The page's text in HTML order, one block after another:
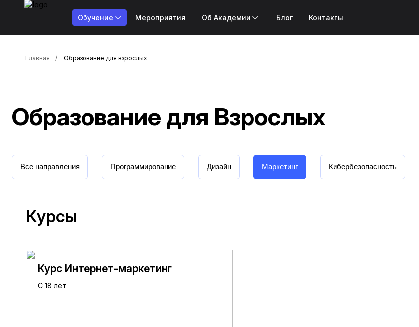
Обучение Мероприятия Об Академии Блог Контакты
Образование для Взрослых
Все направления Программирование Дизайн Маркетинг Кибербезопасность
Курсы
Курс Интернет-маркетинг
С 18 лет
Главная Образование для взрослых